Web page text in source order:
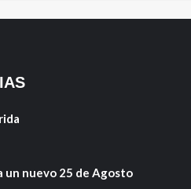
un nuevo 25 de Agosto